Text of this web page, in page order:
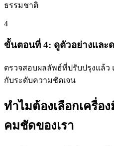
ธรรมชาติ
4
ขั้นตอนที่ 4: ดูตัวอย่างและ
ตรวจสอบผลลัพธ์ที่ปรับปรุงแล้
กับระดับความชัดเจน
ทำไมต้องเลือกเครื่อ
คมชัดของเรา